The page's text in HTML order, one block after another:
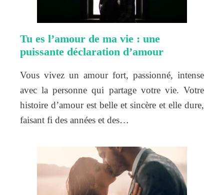
Tu es l’amour de ma vie : une
puissante déclaration d’amour
Vous vivez un amour fort, passionné, intense
avec la personne qui partage votre vie. Votre
histoire d’amour est belle et sincère et elle dure,
faisant fi des années et des…